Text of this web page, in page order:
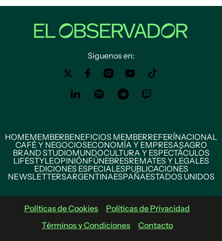
Siguenos en:
HOMEMEMBERBENEFICIOS MEMBERREFERÍNACIONAL
CAFÉ Y NEGOCIOSECONOMÍA Y EMPRESASAGRO
BRAND STUDIOMUNDOCULTURA Y ESPECTÁCULOS
LIFESTYLEOPINIÓNFÚNEBRESREMATES Y LEGALES
EDICIONES ESPECIALESPUBLICACIONES
NEWSLETTERSARGENTINAESPAÑAESTADOS UNIDOS
Políticas de Cookies
Políticas de Privacidad
Términos y Condiciones
Contacto